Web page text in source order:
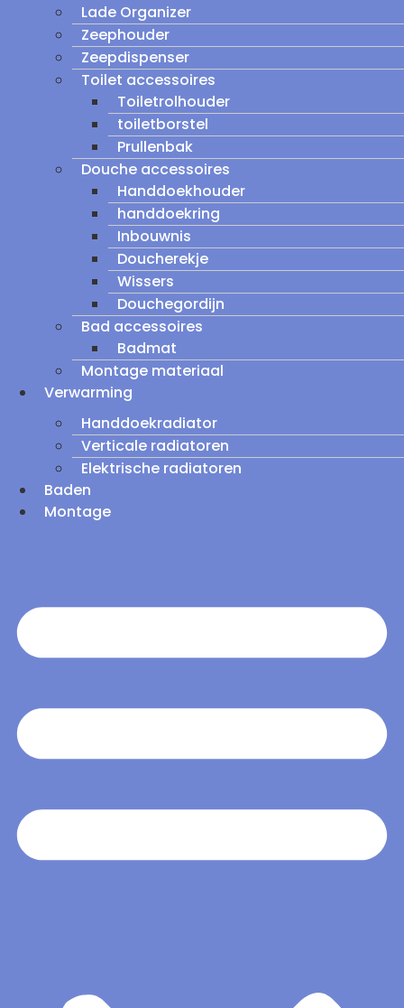
Lade Organizer
Zeephouder
Zeepdispenser
Toilet accessoires
Toiletrolhouder
toiletborstel
Prullenbak
Douche accessoires
Handdoekhouder
handdoekring
Inbouwnis
Doucherekje
Wissers
Douchegordijn
Bad accessoires
Badmat
Montage materiaal
Verwarming
Handdoekradiator
Verticale radiatoren
Elektrische radiatoren
Baden
Montage